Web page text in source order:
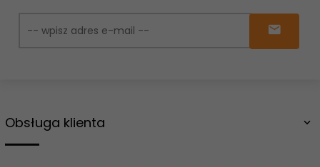
Obsługa klienta